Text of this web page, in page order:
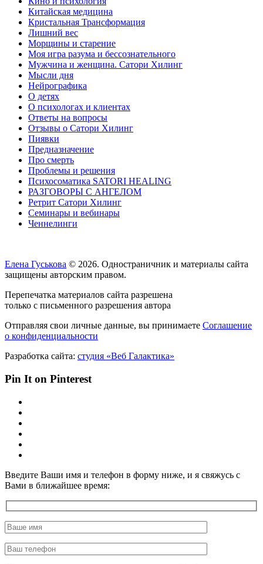
Китайская медицина
Кристальная Трансформация
Лишний вес
Морщины и старение
Моя игра разума и бессознательного
Мужчина и женщина. Сатори Хилинг
Мысли дня
Нейрографика
О детях
О психологах и клиентах
Ответы на вопросы
Отзывы о Сатори Хилинг
Пиявки
Предназначение
Про смерть
Проблемы и решения
Психосоматика SATORI HEALING
РАЗГОВОРЫ С АНГЕЛОМ
Ретрит Сатори Хилинг
Семинары и вебинары
Ченнелинги
Елена Гуськова © 2026. Одностраничник и материалы сайта
защищены авторским правом.
Перепечатка материалов сайта разрешена
только с письменного разрешения автора
Отправляя свои личные данные, вы принимаете Соглашение
о конфиденциальности
Разработка сайта: студия «Веб Галактика»
Pin It on Pinterest
Введите Ваши имя и телефон в форму ниже, и я свяжусь с
Вами в ближайшее время: